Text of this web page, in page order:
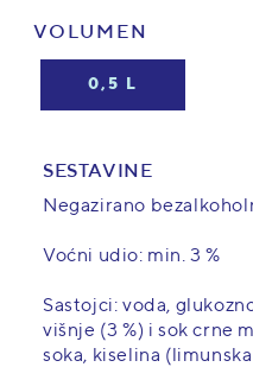
VOLUMEN
0,5 L
SESTAVINE
Negazirano
Voćni udio: min. 3 %
Sastojci: voda,
višnje (3 %) i sok crne
soka, kiselina